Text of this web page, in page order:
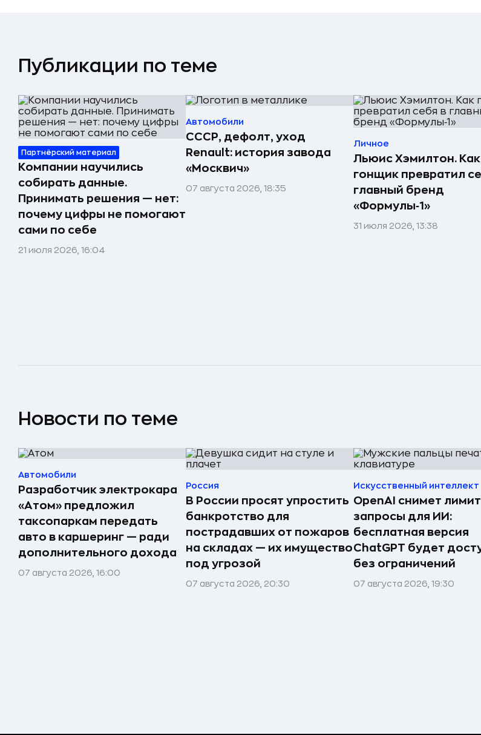
Публикации по теме
Партнёрский материал
Компании научились
собирать данные.
Принимать решения — нет:
почему цифры не помогают
сами по себе
21 июля 2026, 16:04
Автомобили
СССР, дефолт, уход
Renault: история завода
«Москвич»
07 августа 2026, 18:35
Личное
Льюис Хэмилтон. Как
гонщик превратил
главный бренд
«Формулы‑1»
31 июля 2026, 13:38
Новости по теме
Автомобили
Разработчик электрокара
«Атом» предложил
таксопаркам передать
авто в каршеринг — ради
дополнительного дохода
07 августа 2026, 16:00
Россия
В России просят упростить
банкротство для
пострадавших от пожаров
на складах — их имущество
под угрозой
07 августа 2026, 20:30
Искусственный интеллект
OpenAI снимет
запросы для ИИ:
бесплатная версия
ChatGPT будет
без ограничений
07 августа 2026, 19:30